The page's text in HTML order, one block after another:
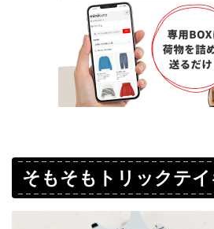
そもそもトリックテ